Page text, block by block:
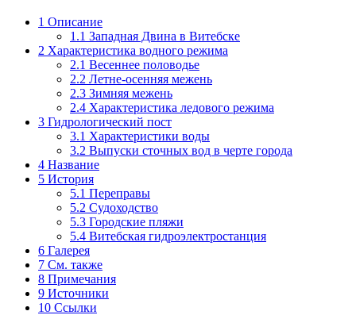
1 Описание
1.1 Западная Двина в Витебске
2 Характеристика водного режима
2.1 Весеннее половодье
2.2 Летне-осенняя межень
2.3 Зимняя межень
2.4 Характеристика ледового режима
3 Гидрологический пост
3.1 Характеристики воды
3.2 Выпуски сточных вод в черте города
4 Название
5 История
5.1 Переправы
5.2 Судоходство
5.3 Городские пляжи
5.4 Витебская гидроэлектростанция
6 Галерея
7 См. также
8 Примечания
9 Источники
10 Ссылки